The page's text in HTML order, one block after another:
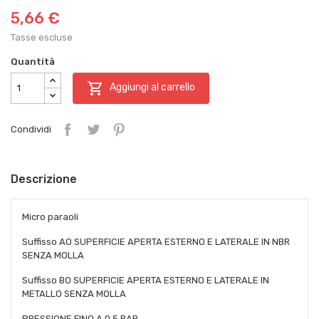
5,66 €
Tasse escluse
Quantità
 Aggiungi al carrello
Condividi
Descrizione
Micro paraoli
Suffisso AO SUPERFICIE APERTA ESTERNO E LATERALE IN NBR
SENZA MOLLA
Suffisso BO SUPERFICIE APERTA ESTERNO E LATERALE IN
METALLO SENZA MOLLA